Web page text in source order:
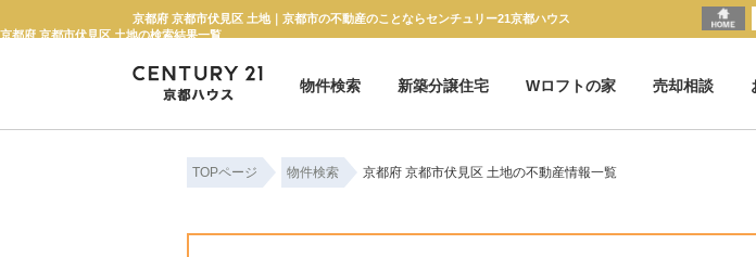
京都府 京都市伏見区 土地｜京都市の不動産のことならセンチュリー21京都ハウス
物件検索
新築分譲住宅 Wロフトの家 売却相談
TOPページ 物件検索 京都府 京都市伏見区 土地の不動産情報一覧
京都府 京都市伏見区 土地の検索結果一覧